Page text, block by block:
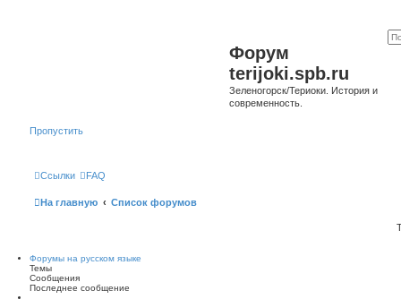
Форум
terijoki.spb.ru
Зеленогорск/Териоки. История и
современность.
Пропустить
Ссылки FAQ
На главную Список форумов
Форумы на русском языке
Темы
Сообщения
Последнее сообщение